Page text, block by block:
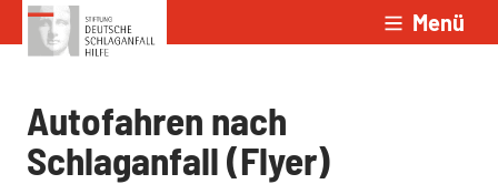
Zum Inhalt springen Menü
Autofahren nach
Schlaganfall (Flyer)